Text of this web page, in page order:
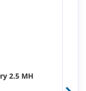
2.5 MH